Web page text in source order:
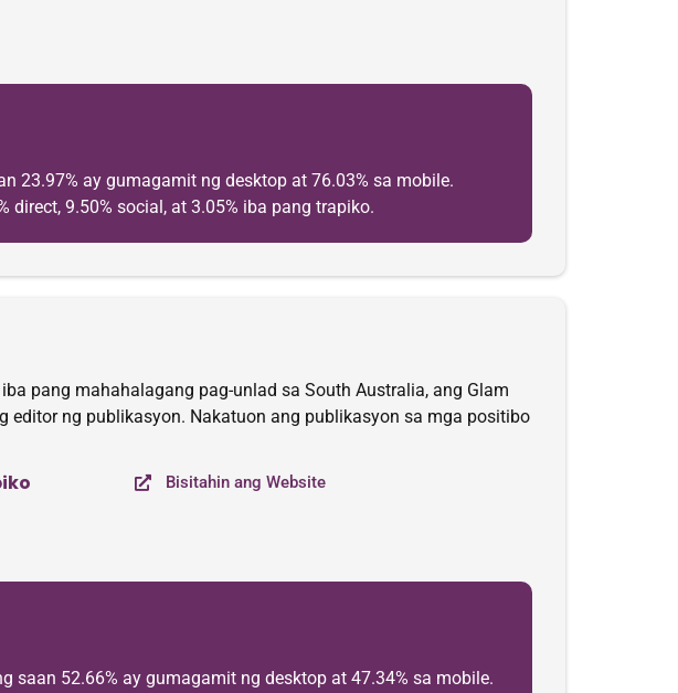
23.97% ay gumagamit ng desktop at 76.03% sa mobile.
9.50% social, at 3.05% iba pang trapiko.
pang mahahalagang pag-unlad sa South Australia, ang Glam
ng publikasyon. Nakatuon ang publikasyon sa mga positibo
Bisitahin ang Website
saan 52.66% ay gumagamit ng desktop at 47.34% sa mobile.